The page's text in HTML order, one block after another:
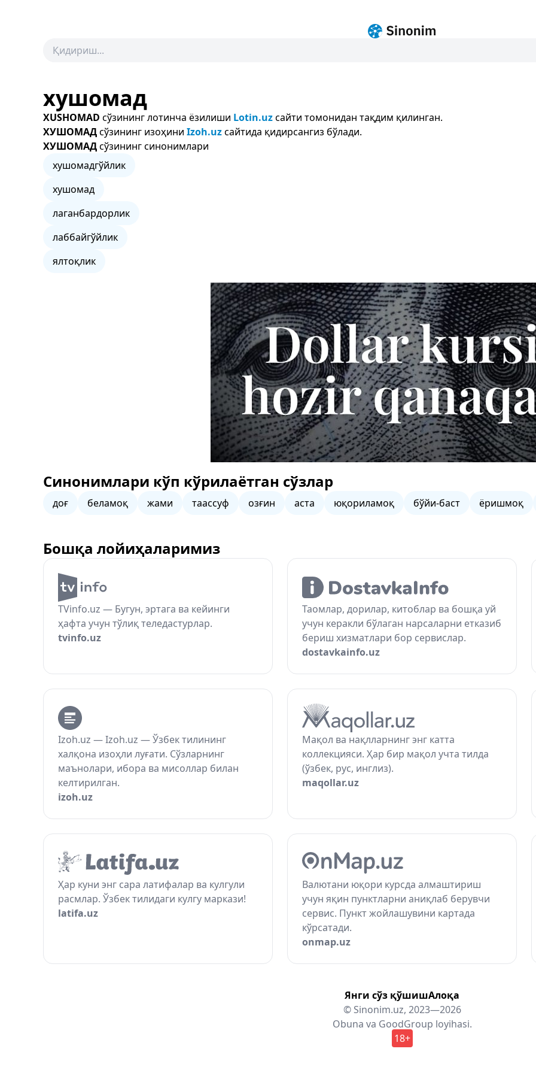
хушомад
XUSHOMAD сўзининг лотинча ёзилиши Lotin.uzсайти томонидан тақдим қилинган.
ХУШОМАДсўзининг изоҳини Izoh.uzсайтида қидирсангиз бўлади.
ХУШОМАДсўзининг синонимлари
хушомадгўйлик
хушомад
лаганбардорлик
лаббайгўйлик
ялтоқлик
Синонимлари кўп кўрилаётган сўзлар
доғ беламоқ жами таассуф озғин аста юқориламоқ бўйи-баст ёришмоқ
Бошқа лойиҳаларимиз
TVinfo.uz — Бугун, эртага ва кейинги
ҳафта учун тўлиқ теледастурлар.
tvinfo.uz
Таомлар, дорилар, китоблар ва бошқа уй
учун керакли бўлаган нарсаларни етказиб
бериш хизматлари бор сервислар.
dostavkainfo.uz
Izoh.uz — Izoh.uz — Ўзбек тилининг
халқона изоҳли луғати. Сўзларнинг
маънолари, ибора ва мисоллар билан
келтирилган.
izoh.uz
Мақол ва нақлларнинг энг катта
коллекцияси. Ҳар бир мақол учта тилда
(ўзбек, рус, инглиз).
maqollar.uz
Ҳар куни энг сара латифалар ва кулгули
расмлар. Ўзбек тилидаги кулгу маркази!
latifa.uz
Валютани юқори курсда алмаштириш
учун яқин пунктларни аниқлаб берувчи
сервис. Пункт жойлашувини картада
кўрсатади.
onmap.uz
Янги сўз қўшишАлоқа
© Sinonim.uz, 2023—2026
Obuna va GoodGroup loyihasi.
18+